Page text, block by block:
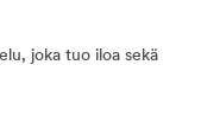
joka tuo iloa sekä